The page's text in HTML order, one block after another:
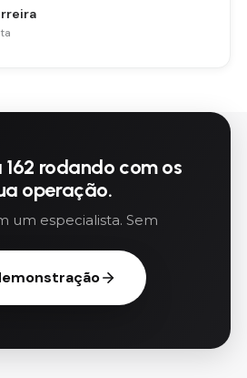
162 rodando com os
operação.
um especialista. Sem